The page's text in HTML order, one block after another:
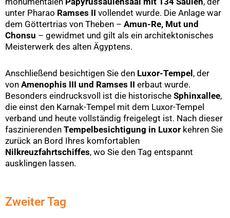
unter Pharao Ramses II vollendet wurde. Die Anlage war
dem Göttertrias von Theben – Amun-Re, Mut und
Chonsu – gewidmet und gilt als ein architektonisches
Meisterwerk des alten Ägyptens.
Anschließend besichtigen Sie den Luxor-Tempel , der
von Amenophis III und Ramses II erbaut wurde.
Besonders eindrucksvoll ist die historische Sphinxallee,
die einst den Karnak-Tempel mit dem Luxor-Tempel
verband und heute vollständig freigelegt ist. Nach dieser
faszinierenden Tempelbesichtigung in Luxor kehren Sie
zurück an Bord Ihres komfortablen
Nilkreuzfahrtschiffes, wo Sie den Tag entspannt
ausklingen lassen.
Zweiter Tag